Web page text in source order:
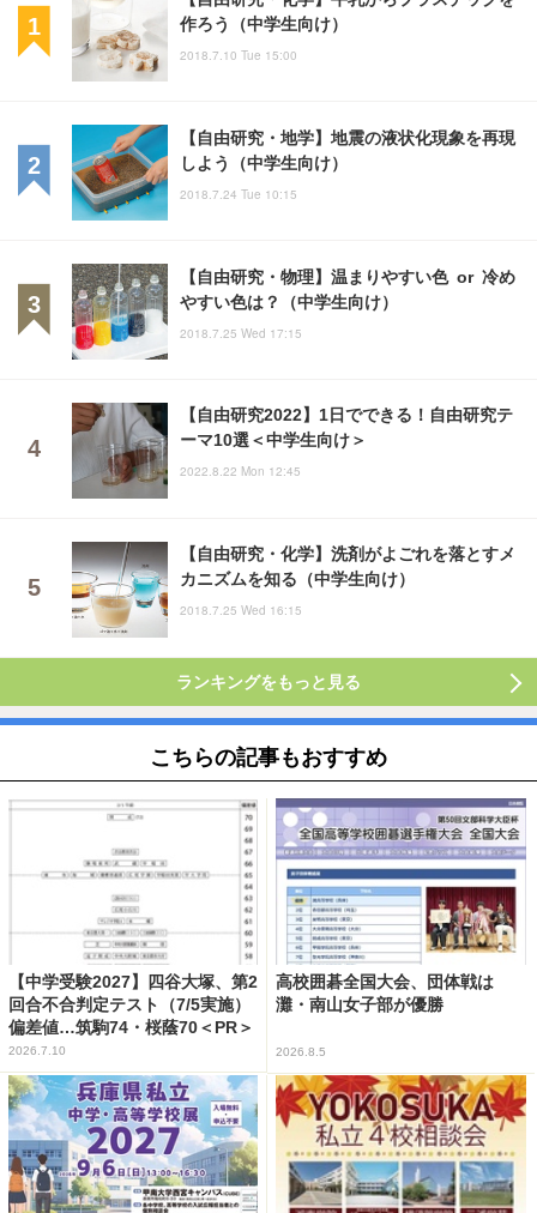
作ろう（中学生向け）
2018.7.10 Tue 15:00
【自由研究・地学】地震の液状化現象を再現
しよう（中学生向け）
2018.7.24 Tue 10:15
【自由研究・物理】温まりやすい色 or 冷め
やすい色は？（中学生向け）
2018.7.25 Wed 17:15
【自由研究2022】1日でできる！自由研究テ
ーマ10選＜中学生向け＞
2022.8.22 Mon 12:45
【自由研究・化学】洗剤がよごれを落とすメ
カニズムを知る（中学生向け）
2018.7.25 Wed 16:15
ランキングをもっと見る
こちらの記事もおすすめ
【中学受験2027】四谷大塚、第2
回合不合判定テスト（7/5実施）
偏差値…筑駒74・桜蔭70＜PR＞
2026.7.10
高校囲碁全国大会、団体戦は
灘・南山女子部が優勝
2026.8.5